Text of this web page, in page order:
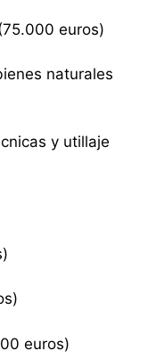
euros)
naturales
y utillaje
euros)